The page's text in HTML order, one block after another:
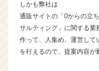
h
e
e
しかも弊社は
通販サイトの「0からの立
サルティング」に関する業
作って、人集め、運営して
を行えるので、提案内容が